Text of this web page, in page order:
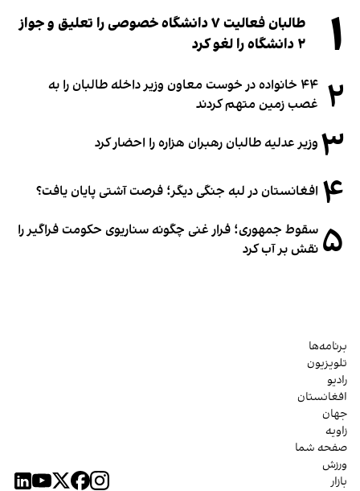
۱
طالبان فعالیت ۷ دانشگاه خصوصی را تعلیق و جواز
۲ دانشگاه را لغو کرد
۲
۴۴ خانواده در خوست معاون وزیر داخله طالبان را به
غصب زمین متهم کردند
۳ وزیر عدلیه طالبان رهبران هزاره را احضار کرد
۴ افغانستان در لبه جنگی دیگر؛ فرصت آشتی پایان یافت؟
۵ سقوط جمهوری؛ فرار غنی چگونه سناریوی حکومت فراگیر را
نقش بر آب کرد
برنامه‌ها
تلویزیون
رادیو
افغانستان
جهان
زاویه
صفحه شما
ورزش
بازار